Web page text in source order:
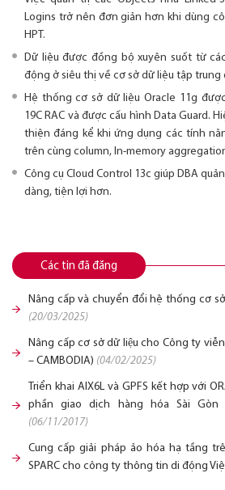
Logins trở nên đơn giản hơn khi dùng
HPT.
Dữ liệu được đồng bộ xuyên suốt từ
động ở siêu thị về cơ sở dữ liệu tập trung
Hệ thống cơ sở dữ liệu Oracle 11g
19C RAC và được cấu hình Data Guard.
thiện đáng kể khi ứng dụng các tính
trên cùng column, In-memory
Công cụ Cloud Control 13c giúp DBA
dàng, tiện lợi hơn.
Các tin đã đăng
Nâng cấp và chuyển đổi hệ thống cơ
(20/03/2025)
Nâng cấp cơ sở dữ liệu cho Công ty
– CAMBODIA) (04/02/2025)
Triển khai AIX6L và GPFS kết hợp với
phần giao dịch hàng hóa Sài Gòn
(06/11/2017)
Cung cấp giải pháp ảo hóa hạ tầng
SPARC cho công ty thông tin di động